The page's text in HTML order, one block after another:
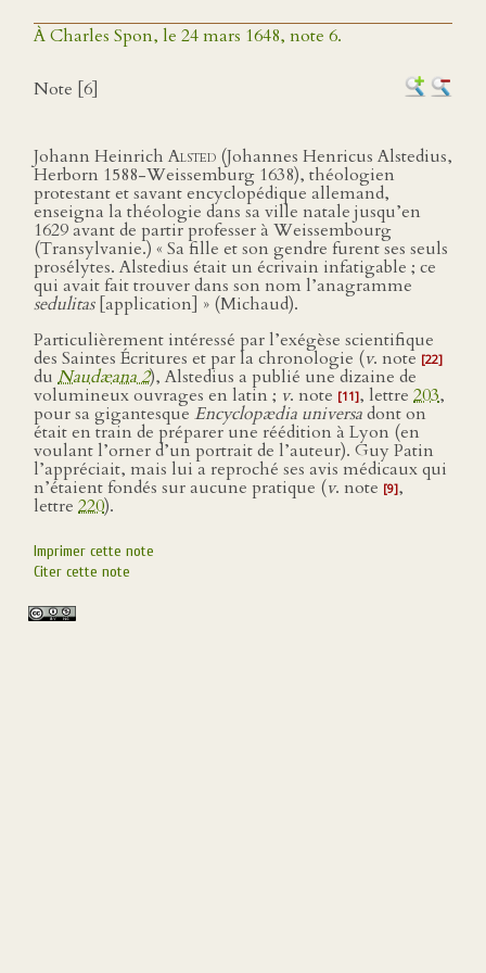
À Charles Spon, le 24 mars 1648, note 6.
Note [6]
Johann Heinrich Alsted (Johannes Henricus Alstedius,
Herborn 1588-Weissemburg 1638), théologien
protestant et savant encyclopédique allemand,
enseigna la théologie dans sa ville natale jusqu’en
1629 avant de partir professer à Weissembourg
(Transylvanie.) « Sa fille et son gendre furent ses seuls
prosélytes. Alstedius était un écrivain infatigable ; ce
qui avait fait trouver dans son nom l’anagramme
sedulitas[application] » (Michaud).
Particulièrement intéressé par l’exégèse scientifique
des Saintes Écritures et par la chronologie (v. note [22]
du Naudæana 2), Alstedius a publié une dizaine de
volumineux ouvrages en latin ; v. note [11], lettre 203,
pour sa gigantesque Encyclopædia universadont on
était en train de préparer une réédition à Lyon (en
voulant l’orner d’un portrait de l’auteur). Guy Patin
l’appréciait, mais lui a reproché ses avis médicaux qui
n’étaient fondés sur aucune pratique (v. note [9],
lettre 220).
Imprimer cette note
Citer cette note